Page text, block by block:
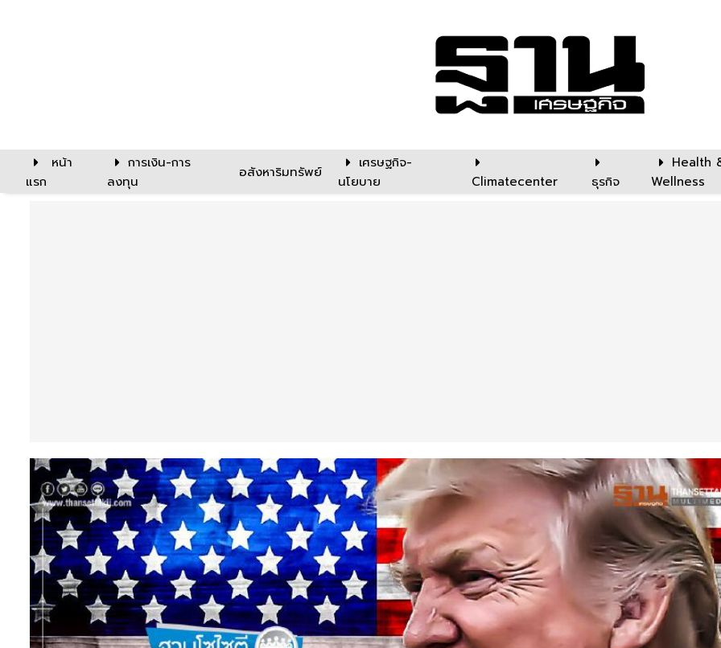
หน้า
แรก
การเงิน-การ
ลงทุน
อสังหาริมทรัพย์
เศรษฐกิจ-
นโยบาย
Climatecenter ธุรกิจ
Health
Wellness